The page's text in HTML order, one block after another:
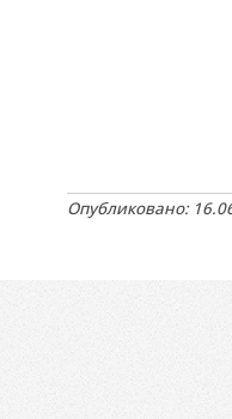
Опубликовано: